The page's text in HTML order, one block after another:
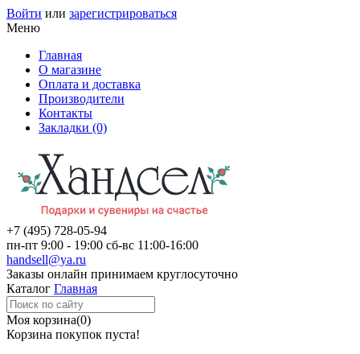
Войти или зарегистрироваться
Меню
Главная
О магазине
Оплата и доставка
Производители
Контакты
Закладки (0)
+7 (495) 728-05-94
пн-пт 9:00 - 19:00 сб-вс 11:00-16:00
handsell@ya.ru
Заказы онлайн принимаем круглосуточно
Каталог Главная
Моя корзина(0)
Корзина покупок пуста!